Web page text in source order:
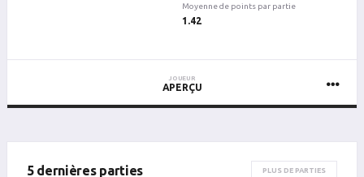
Moyenne de points par partie
1.42
JOUEUR
APERÇU
5 dernières parties PLUS DE PARTIES